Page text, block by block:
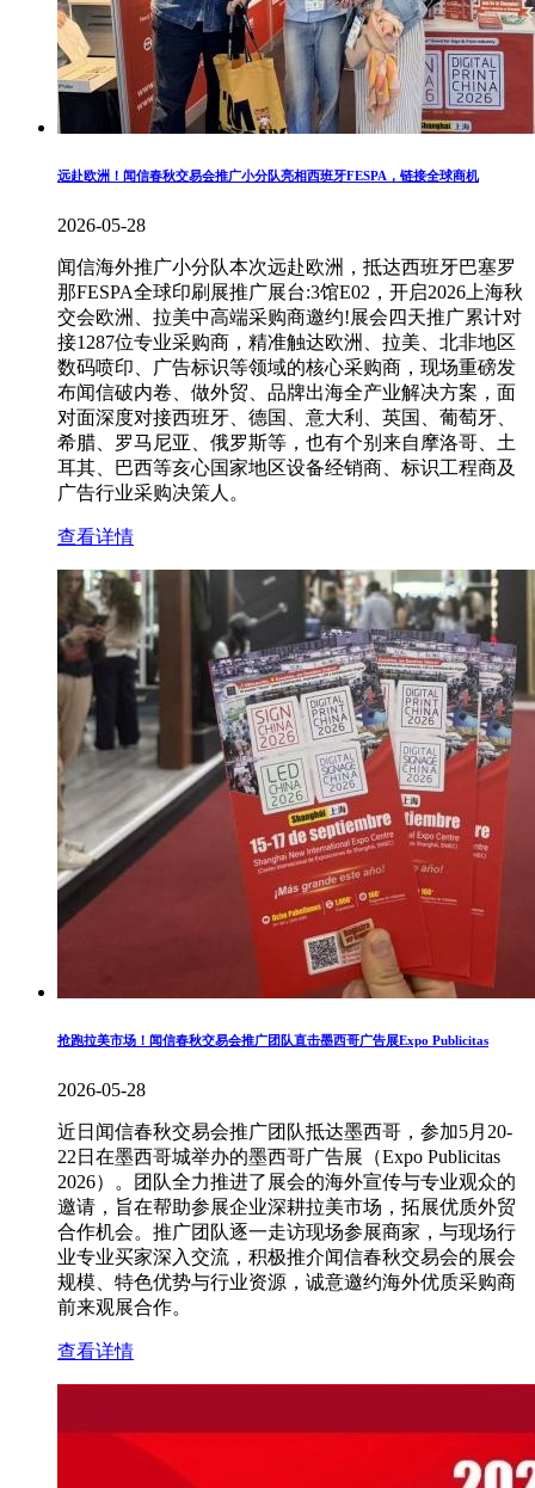
远赴欧洲！闻信春秋交易会推广小分队亮相西班牙FESPA，链接全球商机
2026-05-28
闻信海外推广小分队本次远赴欧洲，抵达西班牙巴塞罗
那FESPA全球印刷展推广展台:3馆E02，开启2026上海秋
交会欧洲、拉美中高端采购商邀约!展会四天推广累计对
接1287位专业采购商，精准触达欧洲、拉美、北非地区
数码喷印、广告标识等领域的核心采购商，现场重磅发
布闻信破内卷、做外贸、品牌出海全产业解决方案，面
对面深度对接西班牙、德国、意大利、英国、葡萄牙、
希腊、罗马尼亚、俄罗斯等，也有个别来自摩洛哥、土
耳其、巴西等亥心国家地区设备经销商、标识工程商及
广告行业采购决策人。
查看详情
抢跑拉美市场！闻信春秋交易会推广团队直击墨西哥广告展Expo Publicitas
2026-05-28
近日闻信春秋交易会推广团队抵达墨西哥，参加5月20-
22日在墨西哥城举办的墨西哥广告展（Expo Publicitas
2026）。团队全力推进了展会的海外宣传与专业观众的
邀请，旨在帮助参展企业深耕拉美市场，拓展优质外贸
合作机会。推广团队逐一走访现场参展商家，与现场行
业专业买家深入交流，积极推介闻信春秋交易会的展会
规模、特色优势与行业资源，诚意邀约海外优质采购商
前来观展合作。
查看详情